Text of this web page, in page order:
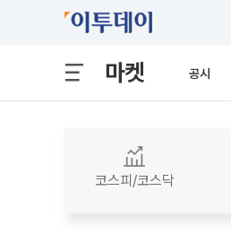
마켓 공시
코스피/코스닥